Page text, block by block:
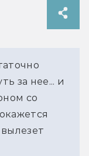
за нее... и
со